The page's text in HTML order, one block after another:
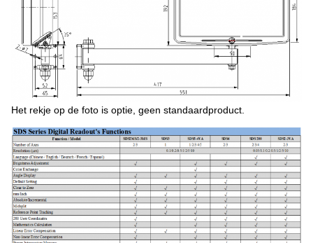
Het rekje op de foto is optie, geen standaardproduct.